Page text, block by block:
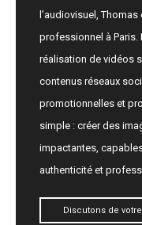
l’audiovisuel,
professionnel à
réalisation de vidéos
contenus réseaux
promotionnelles et
simple : créer des
impactantes,
authenticité et
Discutons de